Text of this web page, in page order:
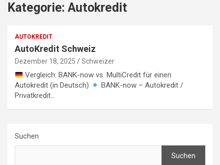
Kategorie: Autokredit
AUTOKREDIT
AutoKredit Schweiz
Dezember 18, 2025 Schweizer
Vergleich: BANK-now vs. MultiCredit für einen
Autokredit (in Deutsch)
BANK-now – Autokredit /
Privatkredit…
Suchen
Suchen